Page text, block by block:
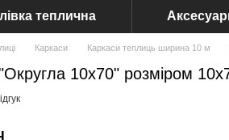
теплична
Каркаси Каркаси теплиць ширина 10 м
10х70" розміром